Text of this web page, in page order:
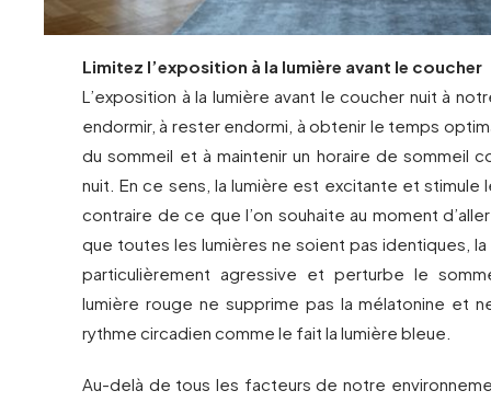
Limitez l’exposition à la lumière avant le coucher
L’exposition à la lumière avant le coucher nuit à
endormir, à rester endormi, à obtenir le temps
du sommeil et à maintenir un horaire de sommeil
nuit. En ce sens, la lumière est excitante et stimule
contraire de ce que l’on souhaite au moment
que toutes les lumières ne soient pas identiques,
particulièrement agressive et perturbe le
lumière rouge ne supprime pas la mélatonine et
rythme circadien comme le fait la lumière bleue.
Au-delà de tous les facteurs de notre